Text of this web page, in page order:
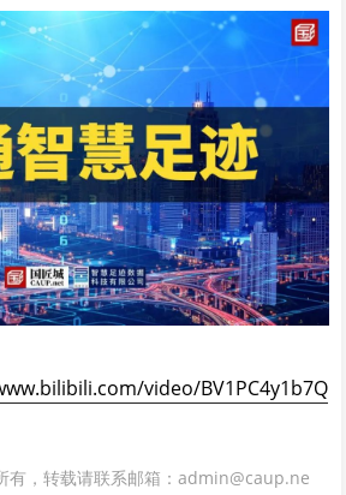
video/BV1PC4y1b7Q
有，转载请联系邮箱：admin@caup.ne